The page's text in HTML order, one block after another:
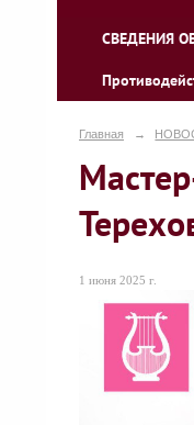
СВЕДЕНИЯ
Главная →
1 июня 2025 г.